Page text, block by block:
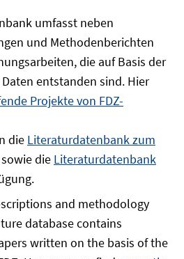
umfasst neben
und Methodenberichten
die auf Basis der
entstanden sind. Hier
Projekte von FDZ-
die Literaturdatenbank zum
In
Fenster
sowie die Literaturdatenbank
and methodology
database contains
written on the basis of the